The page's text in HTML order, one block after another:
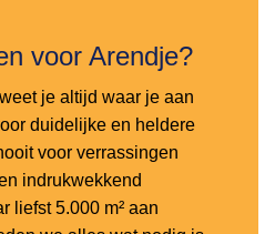
voor Arendje?
je altijd waar je aan
duidelijke en heldere
voor verrassingen
indrukwekkend
liefst 5.000 m² aan